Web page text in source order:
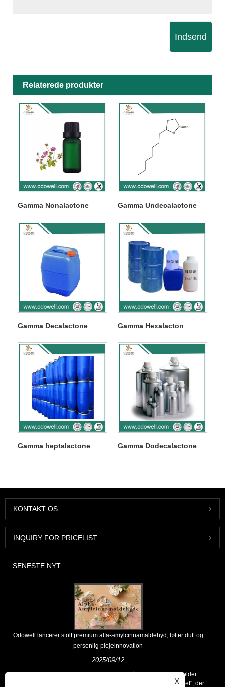
Indsend
Relaterede produkter
Gamma Nonalactone Gamma Undecalactone
Gamma Decalactone Gamma Hexalacton
Gamma heptalactone Gamma Dodecalactone
KONTAKT OS
INQUIRY FOR PRICELIST
SENESTE NYT
Odowell lancerer stolt premium alfa-amylcinnamaldehyd, løfter duft og
personlig plejeinnovation
2025/09/12
Som en førende global leverandør af duftråmaterialer opretholder
Odowell en kernefilosofi om "innovationsdrevet, kvalitetsfokuseret", der
X